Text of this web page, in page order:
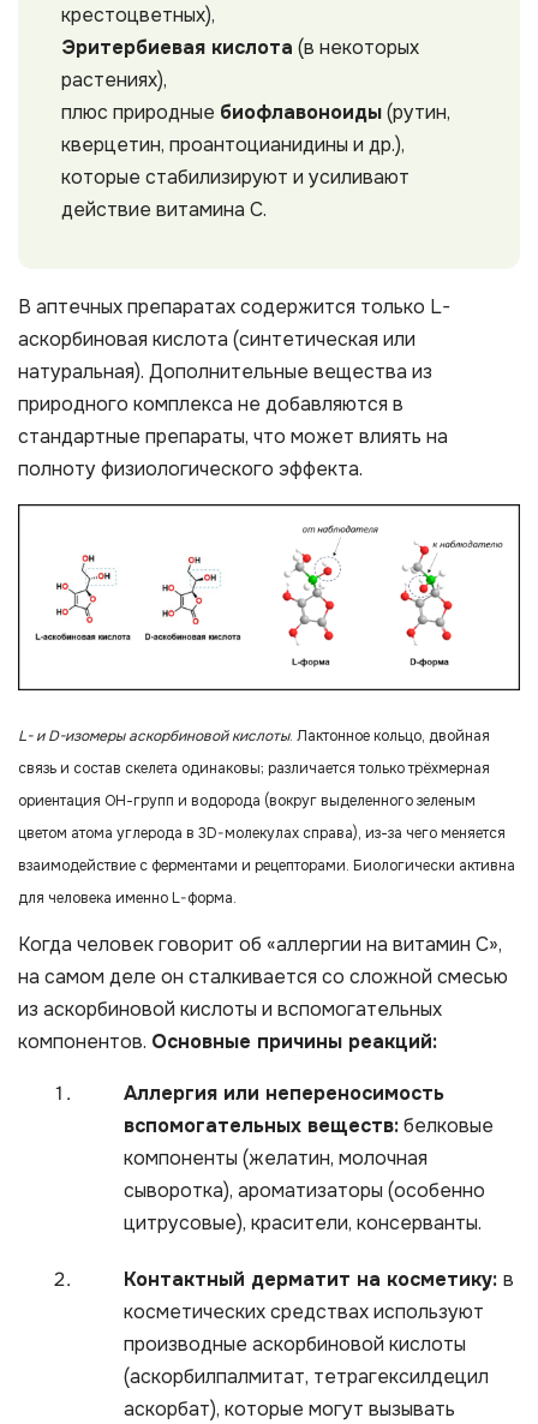
крестоцветных),
Эритербиевая кислота (в некоторых
растениях),
плюс природные биофлавоноиды(рутин,
кверцетин, проантоцианидины и др.),
которые стабилизируют и усиливают
действие витамина С.
В аптечных препаратах содержится только L-
аскорбиновая кислота (синтетическая или
натуральная). Дополнительные вещества из
природного комплекса не добавляются в
стандартные препараты, что может влиять на
полноту физиологического эффекта.
L- и D-изомеры аскорбиновой кислоты. Лактонное кольцо, двойная
связь и состав скелета одинаковы; различается только трёхмерная
ориентация ОН-групп и водорода (вокруг выделенного зеленым
цветом атома углерода в 3D-молекулах справа), из-за чего меняется
взаимодействие с ферментами и рецепторами. Биологически активна
для человека именно L-форма.
Когда человек говорит об «аллергии на витамин С»,
на самом деле он сталкивается со сложной смесью
из аскорбиновой кислоты и вспомогательных
компонентов. Основные причины реакций:
Аллергия или непереносимость
вспомогательных веществ:белковые
компоненты (желатин, молочная
сыворотка), ароматизаторы (особенно
цитрусовые), красители, консерванты.
Контактный дерматит на косметику: в
косметических средствах используют
производные аскорбиновой кислоты
(аскорбилпалмитат, тетрагексилдецил
аскорбат), которые могут вызывать